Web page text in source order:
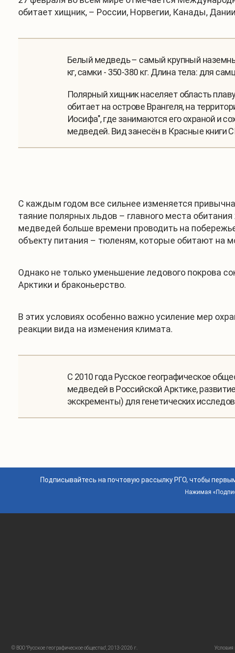
обитает хищник, – России, Норвегии, Канады,
Белый медведь – самый крупный
кг, самки - 350-380 кг. Длина тела: для
Полярный хищник населяет область
обитает на острове Врангеля, на
Иосифа", где занимаются его охраной и
медведей. Вид занесён в Красные книги
С каждым годом все сильнее изменяется
таяние полярных льдов – главного места
медведей больше времени проводить на
объекту питания – тюленям, которые обитают на
Однако не только уменьшение ледового покрова
Арктики и браконьерство.
В этих условиях особенно важно усиление мер
реакции вида на изменения климата.
С 2010 года Русское географическое
медведей в Российской Арктике,
экскременты) для генетических
Подписывайтесь на почтовую рассылку РГО, чтобы
Нажимая
© ВОО "Русское географическое общество", 2013-2026 г. Условия